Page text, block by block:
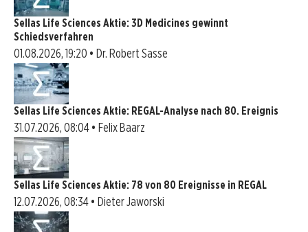
Sellas Life Sciences Aktie: 3D Medicines gewinnt
Schiedsverfahren
01.08.2026, 19:20 • Dr. Robert Sasse
Sellas Life Sciences Aktie: REGAL-Analyse nach 80. Ereignis
31.07.2026, 08:04 • Felix Baarz
Sellas Life Sciences Aktie: 78 von 80 Ereignisse in REGAL
12.07.2026, 08:34 • Dieter Jaworski